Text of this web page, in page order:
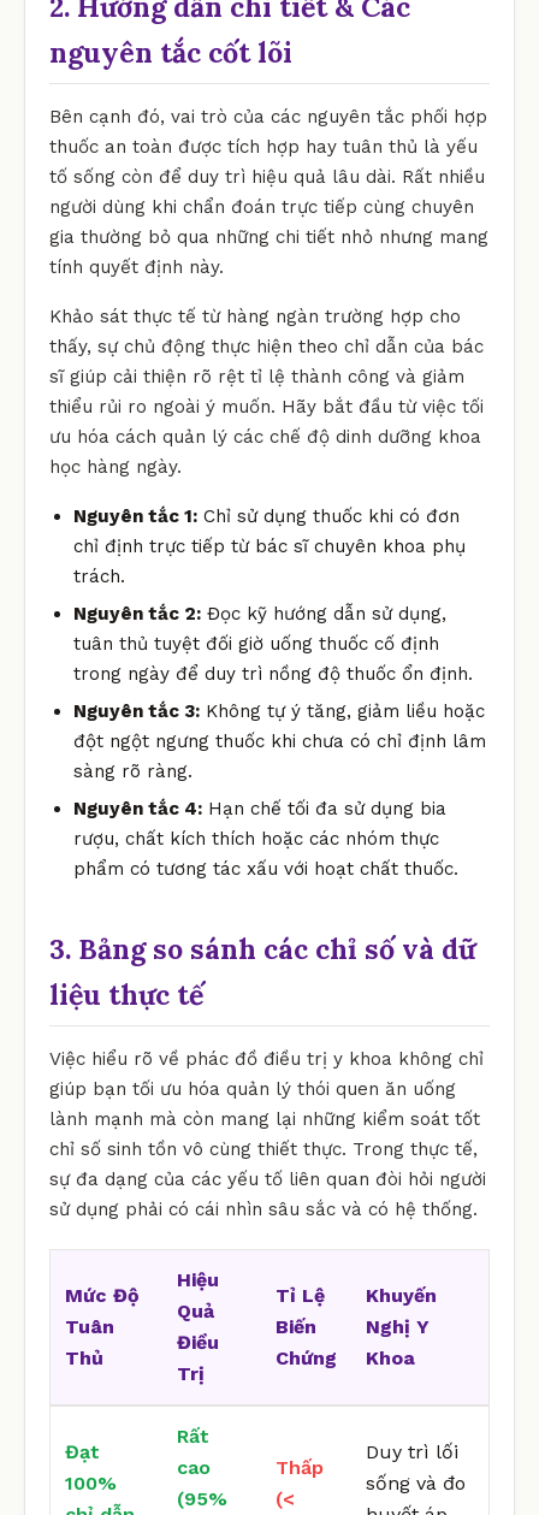
nguyên tắc cốt lõi
Bên cạnh đó, vai trò của các nguyên tắc phối hợp
thuốc an toàn được tích hợp hay tuân thủ là yếu
tố sống còn để duy trì hiệu quả lâu dài. Rất nhiều
người dùng khi chẩn đoán trực tiếp cùng chuyên
gia thường bỏ qua những chi tiết nhỏ nhưng mang
tính quyết định này.
Khảo sát thực tế từ hàng ngàn trường hợp cho
thấy, sự chủ động thực hiện theo chỉ dẫn của bác
sĩ giúp cải thiện rõ rệt tỉ lệ thành công và giảm
thiểu rủi ro ngoài ý muốn. Hãy bắt đầu từ việc tối
ưu hóa cách quản lý các chế độ dinh dưỡng khoa
học hàng ngày.
Nguyên tắc 1: Chỉ sử dụng thuốc khi có đơn
chỉ định trực tiếp từ bác sĩ chuyên khoa phụ
trách.
Nguyên tắc 2: Đọc kỹ hướng dẫn sử dụng,
tuân thủ tuyệt đối giờ uống thuốc cố định
trong ngày để duy trì nồng độ thuốc ổn định.
Nguyên tắc 3: Không tự ý tăng, giảm liều hoặc
đột ngột ngưng thuốc khi chưa có chỉ định lâm
sàng rõ ràng.
Nguyên tắc 4: Hạn chế tối đa sử dụng bia
rượu, chất kích thích hoặc các nhóm thực
phẩm có tương tác xấu với hoạt chất thuốc.
3. Bảng so sánh các chỉ số và dữ
liệu thực tế
Việc hiểu rõ về phác đồ điều trị y khoa không chỉ
giúp bạn tối ưu hóa quản lý thói quen ăn uống
lành mạnh mà còn mang lại những kiểm soát tốt
chỉ số sinh tồn vô cùng thiết thực. Trong thực tế,
sự đa dạng của các yếu tố liên quan đòi hỏi người
sử dụng phải có cái nhìn sâu sắc và có hệ thống.
Mức Độ
Tuân
Thủ
Hiệu
Quả
Điều
Trị
Tỉ Lệ
Biến
Chứng
Khuyến
Nghị Y
Khoa
Đạt
100%
Rất
cao
(95%
Thấp
(<
Duy trì lối
sống và đo